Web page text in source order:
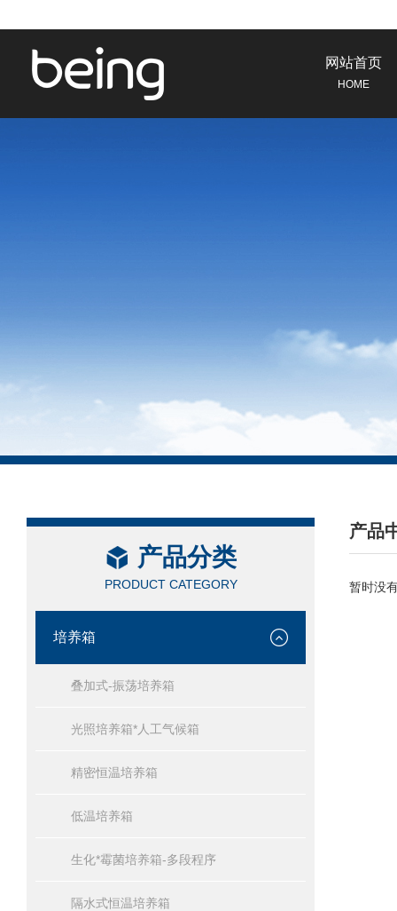
网站首页
HOME
产品分类
PRODUCT CATEGORY
培养箱
叠加式-振荡培养箱
光照培养箱*人工气候箱
精密恒温培养箱
低温培养箱
生化*霉菌培养箱-多段程序
隔水式恒温培养箱
产品
/
暂时没